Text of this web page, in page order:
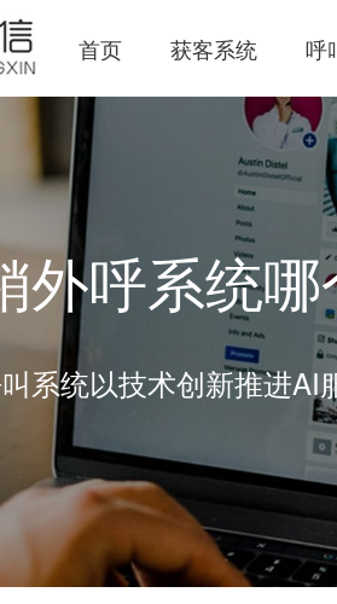
首页 获客系统 呼
外呼系统
系统以技术创新推进AI